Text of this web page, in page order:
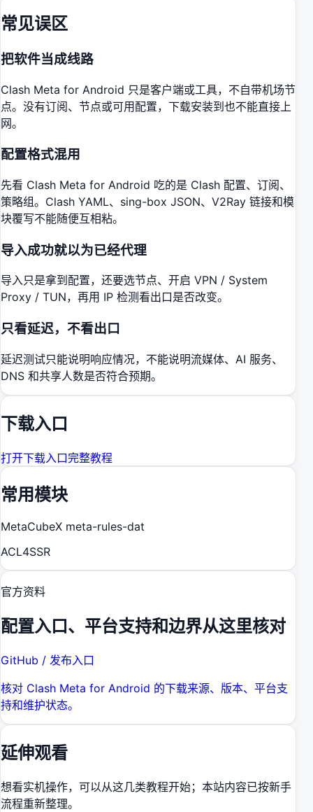
常见误区
把软件当成线路
Clash Meta for Android 只是客户端或工具，不自带机场节
点。没有订阅、节点或可用配置，下载安装到也不能直接上
网。
配置格式混用
先看 Clash Meta for Android 吃的是 Clash 配置、订阅、
策略组。Clash YAML、sing-box JSON、V2Ray 链接和模
块覆写不能随便互相粘。
导入成功就以为已经代理
导入只是拿到配置，还要选节点、开启 VPN / System
Proxy / TUN，再用 IP 检测看出口是否改变。
只看延迟，不看出口
延迟测试只能说明响应情况，不能说明流媒体、AI 服务、
DNS 和共享人数是否符合预期。
下载入口
打开下载入口完整教程
常用模块
MetaCubeX meta-rules-dat
ACL4SSR
官方资料
配置入口、平台支持和边界从这里核对
GitHub / 发布入口
核对 Clash Meta for Android 的下载来源、版本、平台支
持和维护状态。
延伸观看
想看实机操作，可以从这几类教程开始；本站内容已按新手
流程重新整理。